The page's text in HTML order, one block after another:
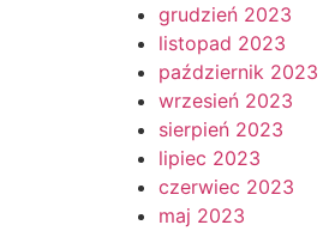
grudzień 2023
listopad 2023
październik 2023
wrzesień 2023
sierpień 2023
lipiec 2023
czerwiec 2023
maj 2023